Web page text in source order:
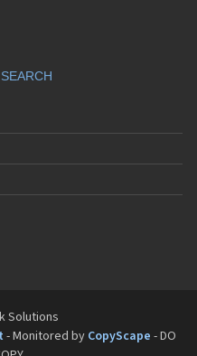
Solutions
- Monitored by CopyScape - DO